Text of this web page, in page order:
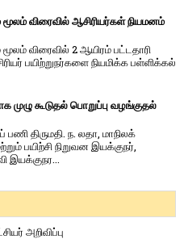
மூலம் விரைவில் ஆசிரியர்கள் நியமனம்
மூலம் விரை​வில் 2 ஆயிரம் பட்​ட​தாரி
பயிற்றுநர்​களை நியமிக்க பள்​ளிக்​கல்​
முழு கூடுதல் பொறுப்பு வழங்குதல்
பணி திருமதி. ந. லதா, மாநிலக்
பயிற்சி நிறுவன இயக்குநர்,
இயக்குநர...
அறிவிப்பு